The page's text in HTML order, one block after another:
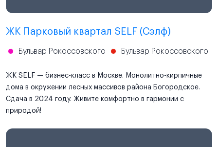
ЖК Парковый квартал SELF (Сэлф)
Бульвар Рокоссовского Бульвар Рокоссовского
ЖК SELF — бизнес-класс в Москве. Монолитно-кирпичные
дома в окружении лесных массивов района Богородское.
Сдача в 2024 году. Живите комфортно в гармонии с
природой!